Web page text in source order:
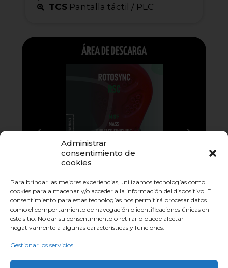
Administrar
consentimiento de
cookies
Para brindar las mejores experiencias, utilizamos tecnologías como
cookies para almacenar y/o acceder a la información del dispositivo. El
consentimiento para estas tecnologías nos permitirá procesar datos
como el comportamiento de navegación o identificaciones únicas en
este sitio. No dar su consentimiento o retirarlo puede afectar
negativamente a algunas características y funciones.
Gestionar los servicios
TCSPantalla táctil / PLC
ÁREA DE DESCARGA